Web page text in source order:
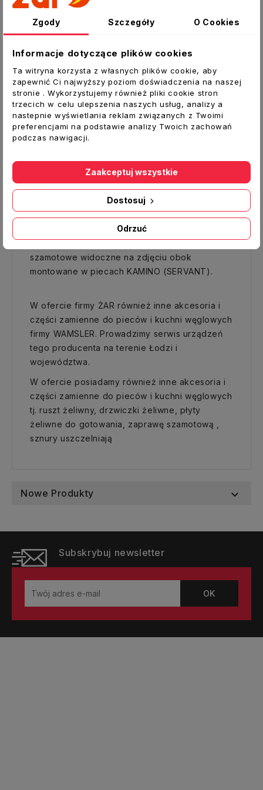
Szczegóły produktu
Płyta szamotowa tylna górna do pieca
KAMINO producent WAMSLER
Oferta dotyczy płyty szamotowejnr 117223
montowanej z tyłu na górze paleniska pieca
KAMINO.
Produkt oryginalny, wyprodukowany na
Węgrzech.
W sprzedaży posiadamy wszystkie płyty
szamotowe widoczne na zdjęciu obok
montowane w piecach KAMINO (SERVANT).
W ofercie firmy ŻAR również inne akcesoria i
części zamienne do pieców i kuchni węglowych
firmy WAMSLER. Prowadzimy serwis urządzeń
tego producenta na terenie Łodzi i
województwa.
W ofercie posiadamy również inne akcesoria i
części zamienne do pieców i kuchni węglowych
tj. ruszt żeliwny, drzwiczki żeliwne, płyty
żeliwne do gotowania, zaprawę szamotową ,
sznury uszczelniają
Nowe Produkty 
Subskrybuj newsletter
Zgody Szczegóły O Cookies
Informacje dotyczące plików cookies
Ta witryna korzysta z własnych plików cookie, aby
zapewnić Ci najwyższy poziom doświadczenia na naszej
stronie . Wykorzystujemy również pliki cookie stron
trzecich w celu ulepszenia naszych usług, analizy a
nastepnie wyświetlania reklam związanych z Twoimi
preferencjami na podstawie analizy Twoich zachowań
podczas nawigacji.
Odrzuć
Dostosuj
Zaakceptuj wszystkie